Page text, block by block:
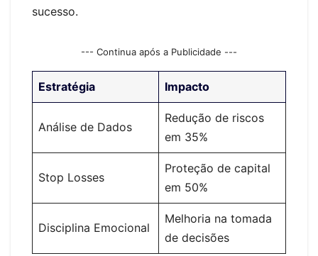
sucesso.
--- Continua após a Publicidade ---
Estratégia Impacto
Análise de Dados
Redução de riscos
em 35%
Stop Losses
Proteção de capital
em 50%
Disciplina Emocional
Melhoria na tomada
de decisões